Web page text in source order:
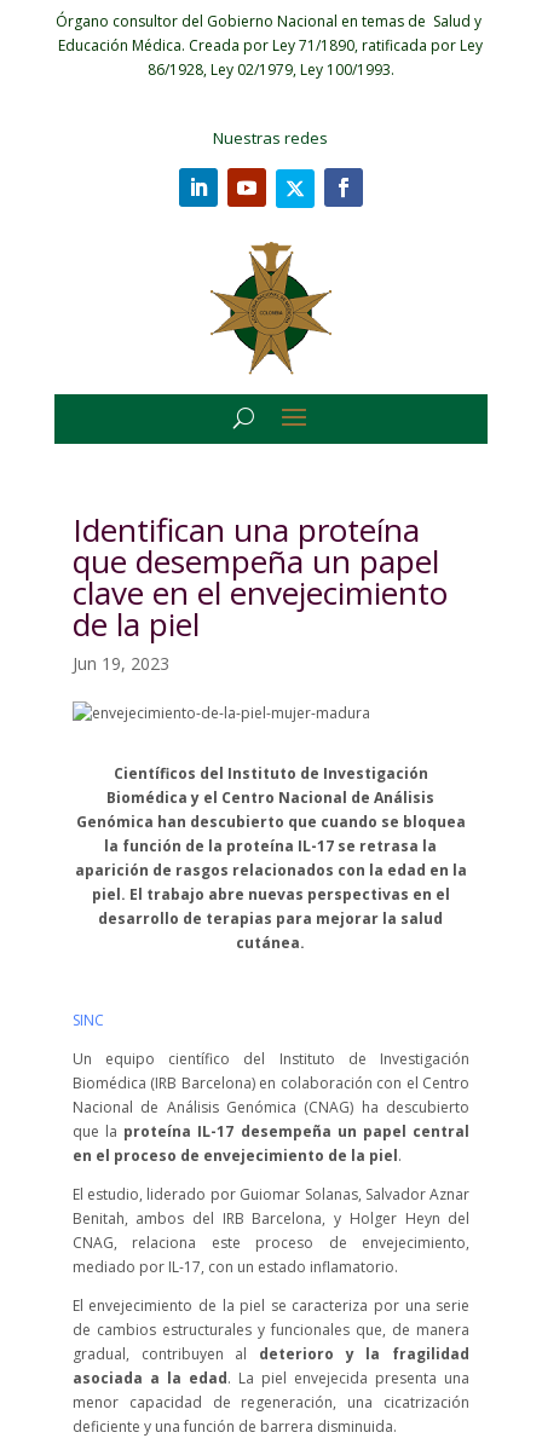
Órgano consultor del Gobierno Nacional en temas de Salud y
Educación Médica. Creada por Ley 71/1890, ratificada por Ley
86/1928, Ley 02/1979, Ley 100/1993.
Nuestras redes
Identifican una proteína
que desempeña un papel
clave en el envejecimiento
de la piel
Jun 19, 2023
Científicos del Instituto de Investigación
Biomédica y el Centro Nacional de Análisis
Genómica han descubierto que cuando se bloquea
la función de la proteína IL-17 se retrasa la
aparición de rasgos relacionados con la edad en la
piel. El trabajo abre nuevas perspectivas en el
desarrollo de terapias para mejorar la salud
cutánea.
SINC
Un equipo científico del Instituto de Investigación
Biomédica (IRB Barcelona) en colaboración con el Centro
Nacional de Análisis Genómica (CNAG) ha descubierto
que la proteína IL-17 desempeña un papel central
en el proceso de envejecimiento de la piel.
El estudio, liderado por Guiomar Solanas, Salvador Aznar
Benitah, ambos del IRB Barcelona, y Holger Heyn del
CNAG, relaciona este proceso de envejecimiento,
mediado por IL-17, con un estado inflamatorio.
El envejecimiento de la piel se caracteriza por una serie
de cambios estructurales y funcionales que, de manera
gradual, contribuyen al deterioro y la fragilidad
asociada a la edad. La piel envejecida presenta una
menor capacidad de regeneración, una cicatrización
deficiente y una función de barrera disminuida.